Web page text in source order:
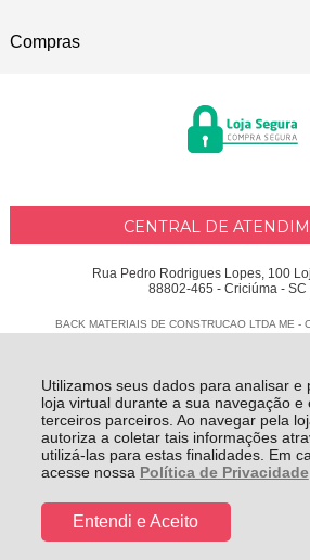
Utilizamos seus dados para analisar e
loja virtual durante a sua navegação e
terceiros parceiros. Ao navegar pela
autoriza a coletar tais informações
utilizá-las para estas finalidades. Em
acesse nossa Política de Privacidade
Entendi e Aceito
Compras
CENTRAL DE
Rua Pedro Rodrigues Lopes, 100
88802-465 - Criciúma - SC
BACK MATERIAIS DE CONSTRUCAO LTDA ME